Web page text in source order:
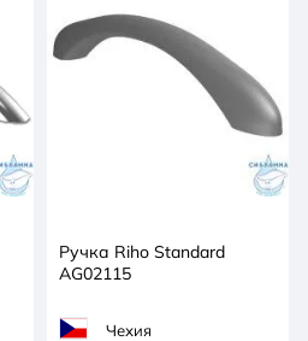
Ручка Riho Standard
AG02115
Чехия